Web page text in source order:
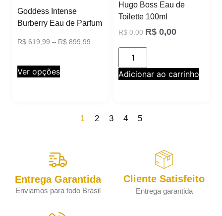
Goddess Intense
Burberry Eau de Parfum
R$ 619,99 – R$ 899,99
Ver opções
Hugo Boss Eau de
Toilette 100ml
R$0,00 R$ 0,00
Adicionar ao carrinho
1 2 3 4 5
Entrega Garantida
Enviamos para todo Brasil
Cliente Satisfeito
Entrega garantida